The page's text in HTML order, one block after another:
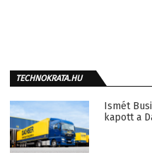
TECHNOKRATA.HU
Ismét
kapott a